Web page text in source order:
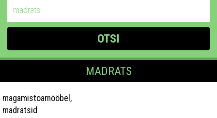
OTSI
MADRATS
magamistoamööbel,
madratsid